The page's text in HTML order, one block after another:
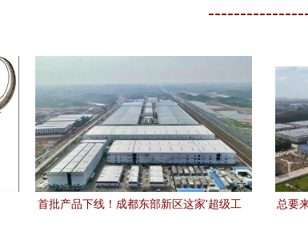
首批产品下线！成都东部新区这家'超级工
总要